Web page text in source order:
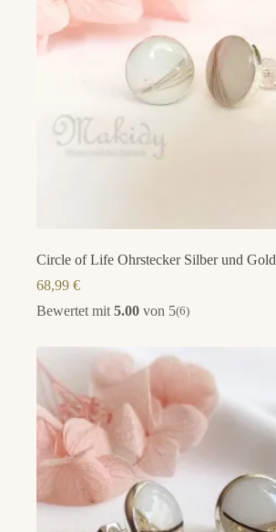
Circle of Life Ohrstecker Silber und Gold
68,99 €
Bewertet mit 5.00 von 5(6)